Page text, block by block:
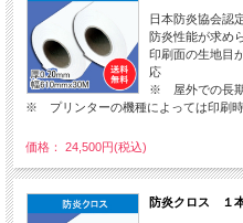
日本防炎協会認
防炎性能が求め
印刷面の生地目
応
※ 屋外での長期
※ プリンターの機種によっては印刷時
価格： 24,500円(税込)
防炎クロス １